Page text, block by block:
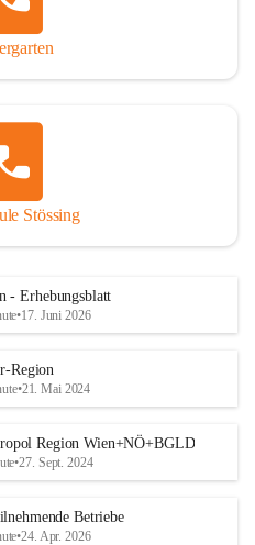
Stössing
- Erhebungsblatt
•17. Juni 2026
Region
•21. Mai 2024
Region Wien+NÖ+BGLD
•27. Sept. 2024
Betriebe
•24. Apr. 2026